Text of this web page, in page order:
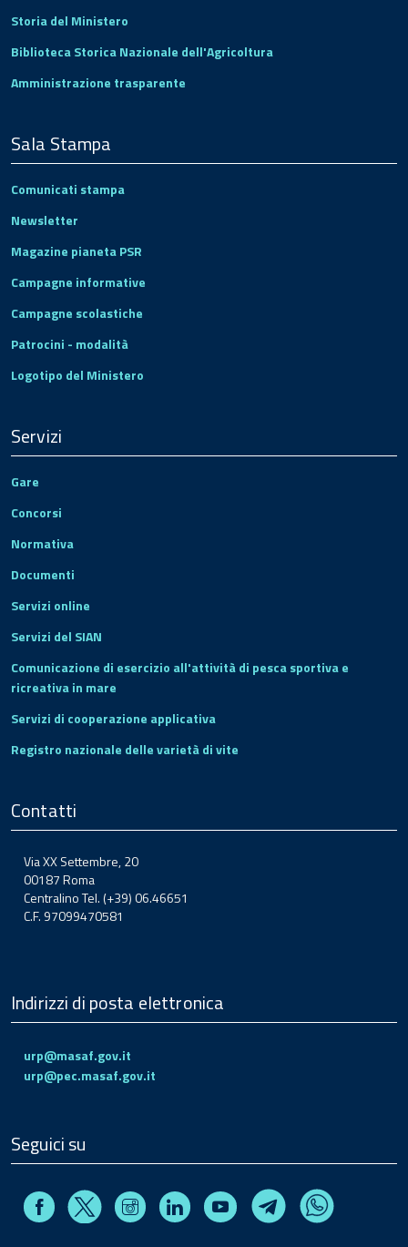
Storia del Ministero
Biblioteca Storica Nazionale dell'Agricoltura
Amministrazione trasparente
Sala Stampa
Comunicati stampa
Newsletter
Magazine pianeta PSR
Campagne informative
Campagne scolastiche
Patrocini - modalità
Logotipo del Ministero
Servizi
Gare
Concorsi
Normativa
Documenti
Servizi online
Servizi del SIAN
Comunicazione di esercizio all'attività di pesca sportiva e
ricreativa in mare
Servizi di cooperazione applicativa
Registro nazionale delle varietà di vite
Contatti
Via XX Settembre, 20
00187 Roma
Centralino Tel. (+39) 06.46651
C.F. 97099470581
Indirizzi di posta elettronica
urp@masaf.gov.it
urp@pec.masaf.gov.it
Seguici su
FacebookX InstagramLinkedin Youtube TelegramWhatsapp